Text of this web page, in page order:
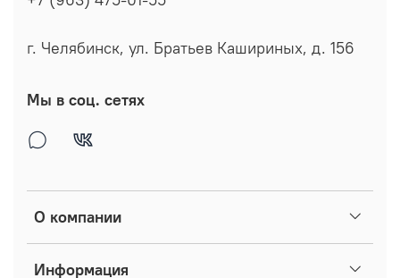
О компании
Информация
г. Челябинск, ул. Братьев Кашириных, д. 156
Мы в соц. сетях